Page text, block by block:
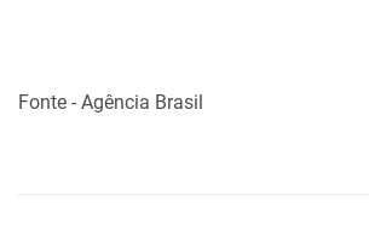
Fonte - Agência Brasil